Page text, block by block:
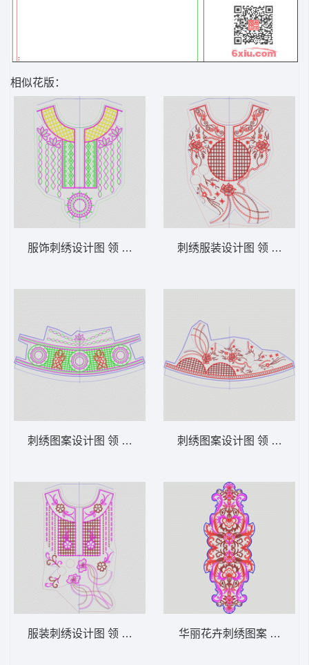
相似花版：
服饰刺绣设计图 领 衣边下摆 中东阿拉伯 泰
刺绣图案设计图 领 衣边下摆 中东阿拉伯 泰
服装刺绣设计图 领 衣边下摆 中东阿拉伯 泰
刺绣服装设计图 领 衣边下
刺绣图案设计图 领 衣边下
华丽花卉刺绣图案 领 衣